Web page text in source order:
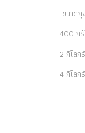
-ขนาดถุ
400 ก
2 กิโลก
4 กิโลก